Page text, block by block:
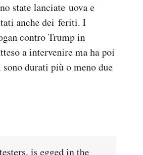
state lanciate uova e
anche dei feriti. I
contro Trump in
a intervenire ma ha poi
durati più o meno due
is egged in the